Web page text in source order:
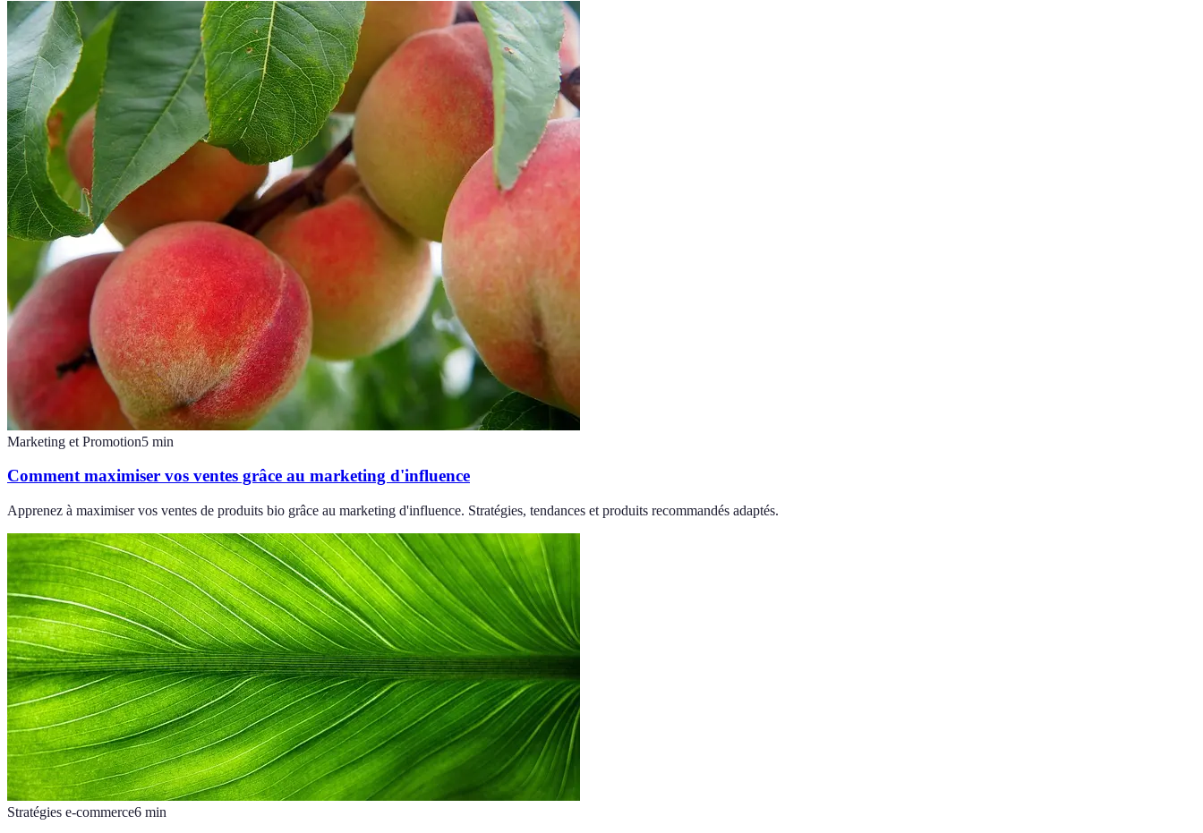
Marketing et Promotion5 min
Comment maximiser vos ventes grâce au marketing d'influence
Apprenez à maximiser vos ventes de produits bio grâce au marketing d'influence. Stratégies, tendances et produits recommandés adaptés.
Stratégies e-commerce6 min